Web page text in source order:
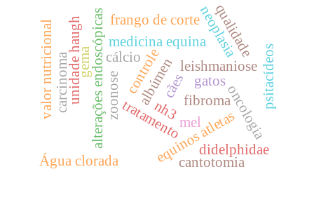
gatos
leishmaniose
tratamento
zoonose
alterações endoscópicasmedicina equina
equinos atletas
albúmen
gema
unidade haugh
carcinoma cães
neoplasia
oncologia
didelphidae
Água clorada
qualidade
controle
fibroma psitacídeos
cálcio
valor nutricional frango de corte
nh3mel
cantotomia